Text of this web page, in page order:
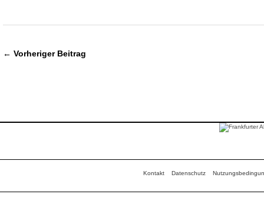
← Vorheriger Beitrag
Kontakt Datenschutz